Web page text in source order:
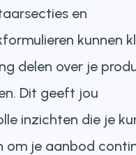
en
kunnen
delen over je
Dit geeft jou
inzichten die je
om je aanbod